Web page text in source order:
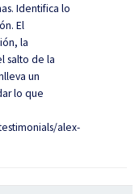
Identifica lo
El
la
salto de la
un
lo que
alex-